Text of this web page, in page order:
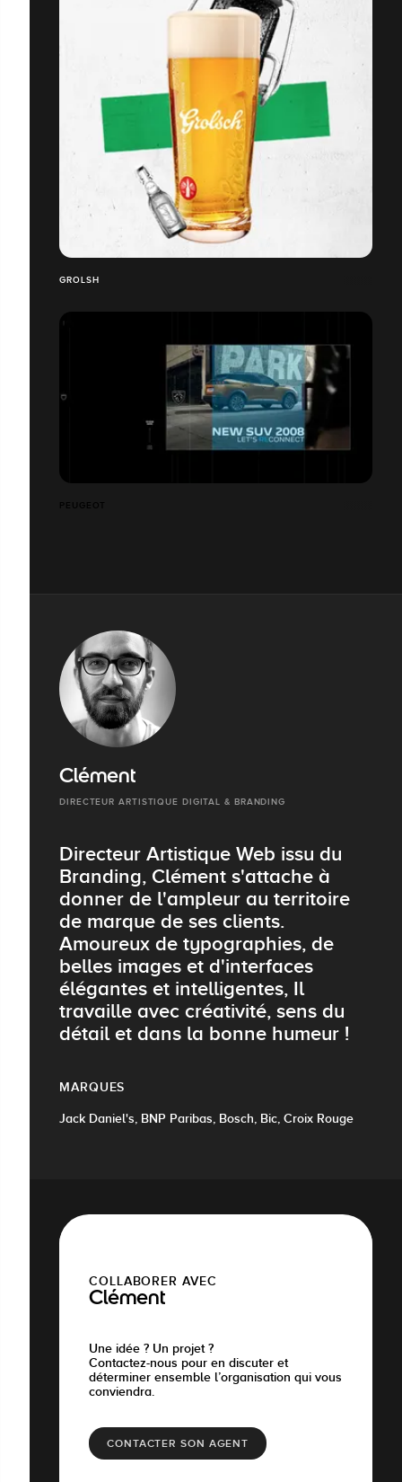
GROLSH
PEUGEOT
Clément
DIRECTEUR ARTISTIQUE DIGITAL & BRANDING
Directeur Artistique Web issu du
Branding, Clément s'attache à
donner de l'ampleur au territoire
de marque de ses clients.
Amoureux de typographies, de
belles images et d'interfaces
élégantes et intelligentes, Il
travaille avec créativité, sens du
détail et dans la bonne humeur !
MARQUES
Jack Daniel's, BNP Paribas, Bosch, Bic, Croix Rouge
COLLABORER AVEC
Clément
Une idée ? Un projet ?
Contactez-nous pour en discuter et
déterminer ensemble l’organisation qui vous
conviendra.
CONTACTER SON AGENT